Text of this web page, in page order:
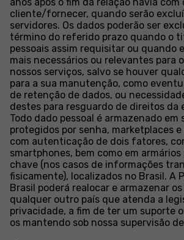
cliente/fornecer, quando serão
servidores. Os dados poderão ser
término do referido prazo quando o
pessoais assim requisitar ou quando
mais necessários ou relevantes para
nossos serviços, salvo se houver
para a sua manutenção, como
de retenção de dados, ou
destes para resguardo de direitos da
Todo dado pessoal é armazenado
protegidos por senha, marketplaces
com autenticação de dois fatores,
smartphones, bem como em
chave (nos casos de informações
fisicamente), localizados no Brasil. A
Brasil poderá realocar e armazenar
qualquer outro país que atenda a
privacidade, a fim de ter um suporte
os mantendo sob nossa supervisão